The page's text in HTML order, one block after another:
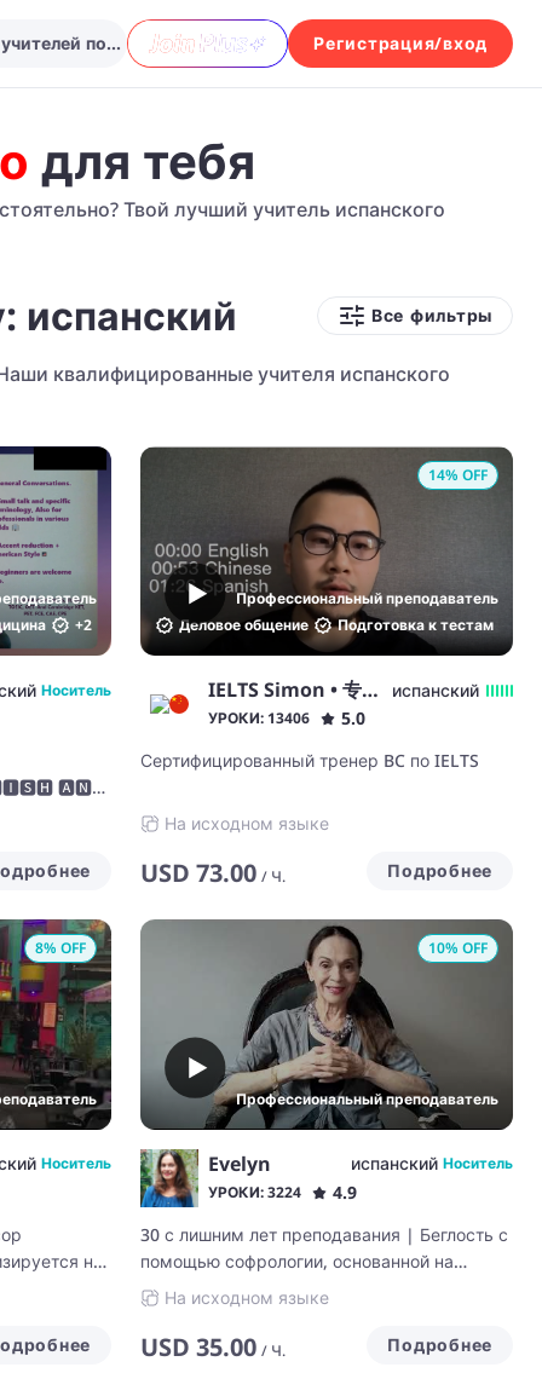
Выбрать из множества учителей по предмету испанский... Регистрация/вход
для тебя
Твой лучший учитель испанского
испанский Все фильтры
квалифицированные учителя испанского
+2
Носитель
🅰🅽🅳
Профессиональный преподаватель
Деловое общение
Подготовка к тестам
14% OFF
IELTS Simon • 专家教师 испанский
УРОКИ: 13406
5.0
Сертифицированный тренер BC по IELTS
На исходном языке
USD 73.00 / Ч. Подробнее
8% OFF
Носитель
на
Профессиональный преподаватель
10% OFF
Evelyn испанский Носитель
УРОКИ: 3224
4.9
30 с лишним лет преподавания | Беглость с
помощью софрологии, основанной на
нейробиологии, - запоминайте лексику в 3
раза быстрее
На исходном языке
USD 35.00 / Ч. Подробнее